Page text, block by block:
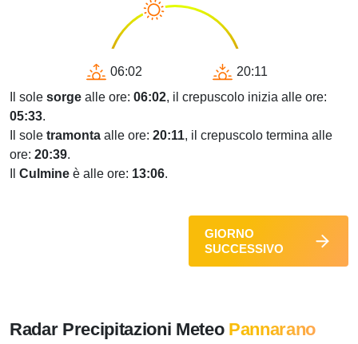
06:02
20:11
Il sole sorge alle ore: 06:02, il crepuscolo inizia alle ore:
05:33.
Il sole tramonta alle ore: 20:11, il crepuscolo termina alle
ore: 20:39.
Culmine è alle ore: 13:06.
GIORNO
SUCCESSIVO
Radar Precipitazioni Meteo Pannarano